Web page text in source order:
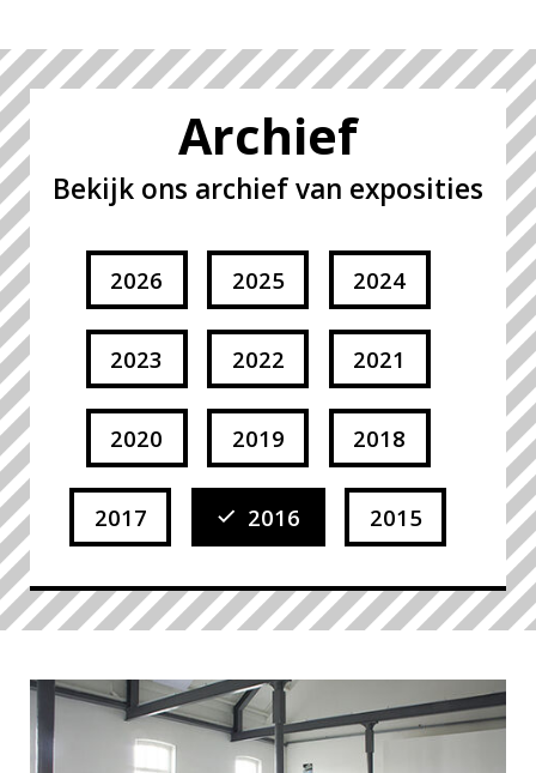
Archief
Bekijk ons archief van exposities
2026 2025 2024
2023 2022 2021
2020 2019 2018
2017 2016 2015